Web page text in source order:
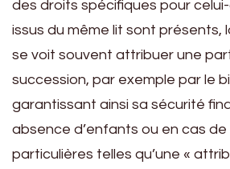
des droits spécifiques pour
issus du même lit sont présents,
se voit souvent attribuer une
succession, par exemple par le
garantissant ainsi sa sécurité
absence d’enfants ou en cas de
particulières telles qu’une «